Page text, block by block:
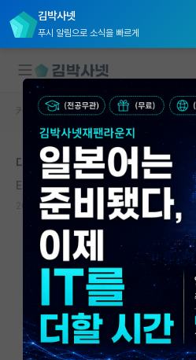
김박사넷
푸시 알림으로 소식을 빠르게
대학원생 모집
국내대학원 정보
연구실&오픈랩
커뮤니티
커뮤니티 홈
전체글보기
베스트 게시판
IF 명예의전당
커뮤니티 홈 자유 게시판(아무개랩)
대학원 컨택 질문이 있습니다.
Elsa Morante
2020.10.24 1 7526